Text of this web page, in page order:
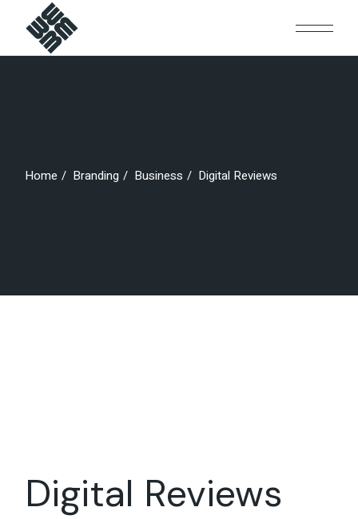
content
Home Branding Business Digital Reviews
Digital Reviews